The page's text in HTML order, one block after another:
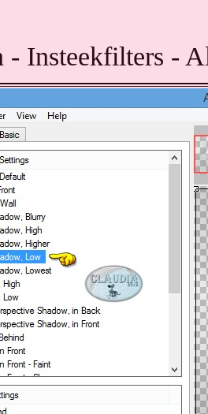
- Insteekfilters -